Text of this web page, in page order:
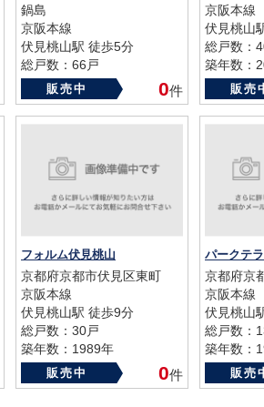
鍋島
京阪本線
伏見桃山駅 徒歩5分
総戸数：66戸
築年数：1979年
販売中 0件
京阪本線
伏見桃山
総戸数：
築年数：
販売
フォルム伏見桃山
京都府京都市伏見区東町
京阪本線
伏見桃山駅 徒歩9分
総戸数：30戸
築年数：1989年
販売中 0件
パークテ
京都府京
京阪本線
伏見桃山
総戸数：
築年数：
販売